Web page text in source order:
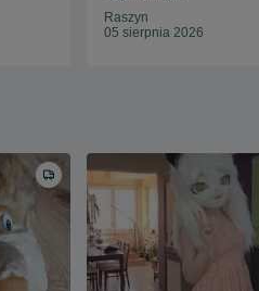
Raszyn
05 sierpnia 2026